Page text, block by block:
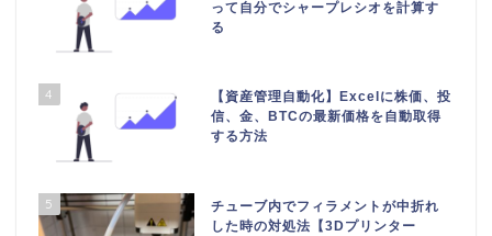
って自分でシャープレシオを計算す
る
4
【資産管理自動化】Excelに株価、投
信、金、BTCの最新価格を自動取得
する方法
5
チューブ内でフィラメントが中折れ
した時の対処法【3Dプリンター